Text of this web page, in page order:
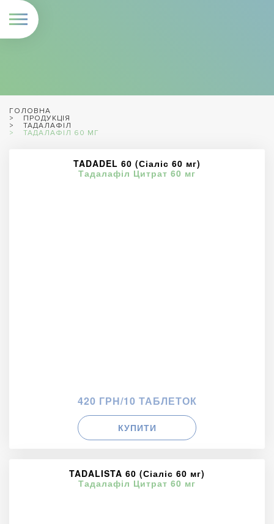
ГОЛОВНА
ПРОДУКЦІЯ
ТАДАЛАФІЛ
ТАДАЛАФІЛ 60 МГ
TADADEL 60 (Сіаліс 60 мг)
Тадалафіл Цитрат 60 мг
420 ГРН/10 ТАБЛЕТОК
КУПИТИ
TADALISTA 60 (Сіаліс 60 мг)
Тадалафіл Цитрат 60 мг